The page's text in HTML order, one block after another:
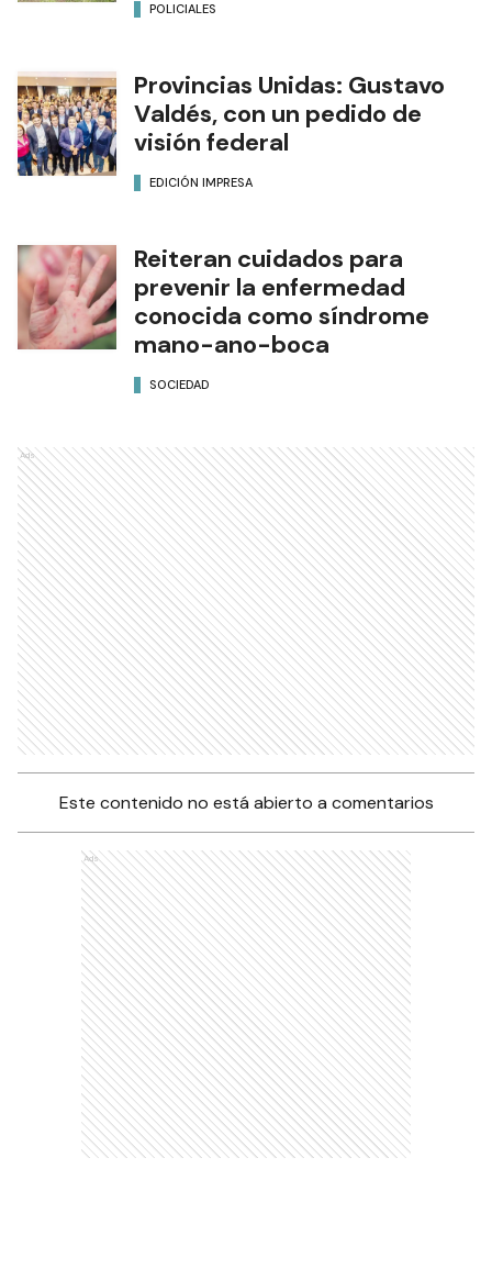
POLICIALES
Provincias Unidas: Gustavo
Valdés, con un pedido de
visión federal
EDICIÓN IMPRESA
Reiteran cuidados para
prevenir la enfermedad
conocida como síndrome
mano-ano-boca
SOCIEDAD
Ads
Este contenido no está abierto a comentarios
Ads